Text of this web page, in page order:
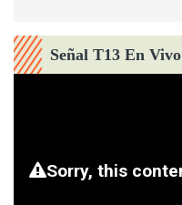
Señal T13 En Vivo